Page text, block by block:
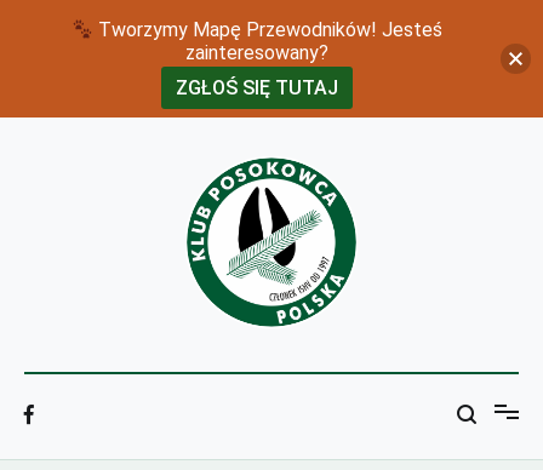
Tworzymy Mapę Przewodników! Jesteś
zainteresowany?
ZGŁOŚ SIĘ TUTAJ